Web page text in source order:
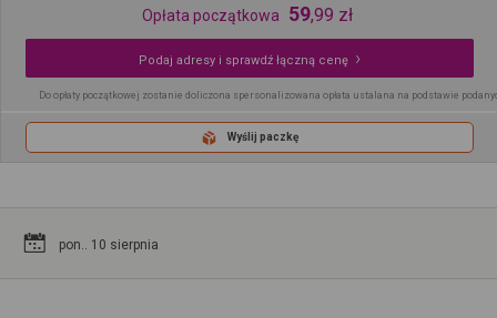
Opłata początkowa 59,99 zł
Podaj adresy i sprawdź łączną cenę
Do opłaty początkowej zostanie doliczona spersonalizowana opłata ustalana na podstawie
Wyślij paczkę
pon.. 10 sierpnia